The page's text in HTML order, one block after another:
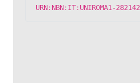
URN:NBN:IT:UNIROMA1-282142